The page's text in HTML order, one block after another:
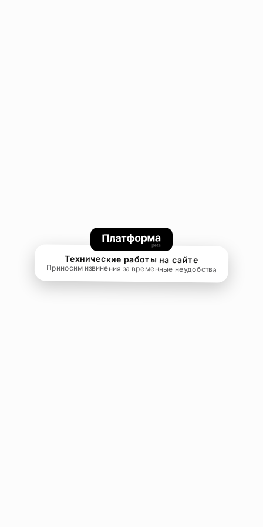
Технические работы на сайте
Приносим извинения за временные неудобства